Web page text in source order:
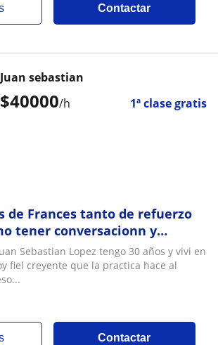
Contactar
$40000/h 1ª clase gratis
Juan sebastian
de Frances tanto de refuerzo
tener conversacionn y
Sebastian Lopez tengo 30 años y vivi en
fiel creyente que la practica hace al
Contactar